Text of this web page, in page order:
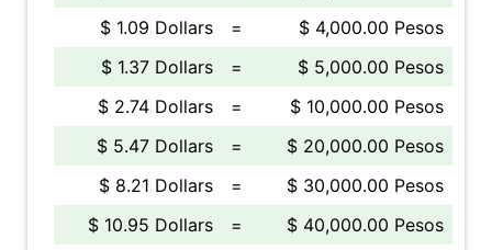
$ 1.09 Dollars
=
$ 4,000.00 Pesos
$ 1.37 Dollars
=
$ 5,000.00 Pesos
$ 2.74 Dollars
=
$ 10,000.00 Pesos
$ 5.47 Dollars
=
$ 20,000.00 Pesos
$ 8.21 Dollars
=
$ 30,000.00 Pesos
$ 10.95 Dollars
= $ 40,000.00 Pesos